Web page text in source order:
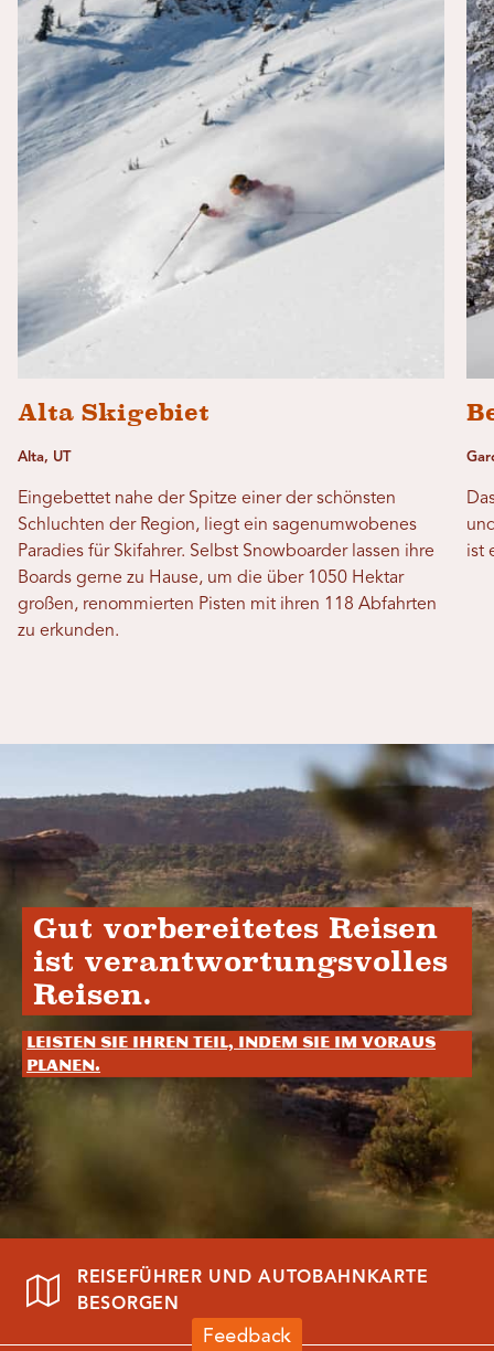
Alta Skigebiet
Alta, UT
Eingebettet nahe der Spitze einer der schönsten
Schluchten der Region, liegt ein sagenumwobenes
Paradies für Skifahrer. Selbst Snowboarder lassen ihre
Boards gerne zu Hause, um die über 1050 Hektar
großen, renommierten Pisten mit ihren 118 Abfahrten
zu erkunden.
ist
Gut vorbereitetes Reisen
ist verantwortungsvolles
Reisen.
Leisten Sie Ihren Teil, indem Sie im Voraus
planen.
REISEFÜHRER UND AUTOBAHNKARTE
BESORGEN